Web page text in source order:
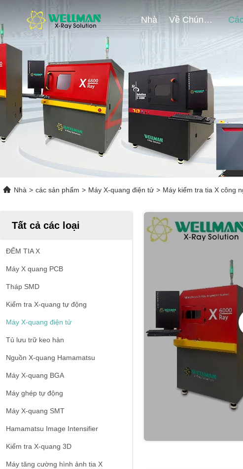
Nhà Về Chúng Tôi
Nhà > các sản phẩm > Máy X-quang điện tử > Máy kiểm tra tia X công
Tất cả các loại
ĐẾM TIA X
Máy X quang PCB
Tháp SMD
Kiểm tra X-quang tự động
Máy X-quang điện tử
Tủ lưu trữ keo hàn
Nguồn X-quang Hamamatsu
Máy X-quang BGA
Máy ghép tự động
Máy X-quang SMT
Hamamatsu Image Intensifier
Kiểm tra X-quang 3D
Máy tăng cường hình ảnh tia X